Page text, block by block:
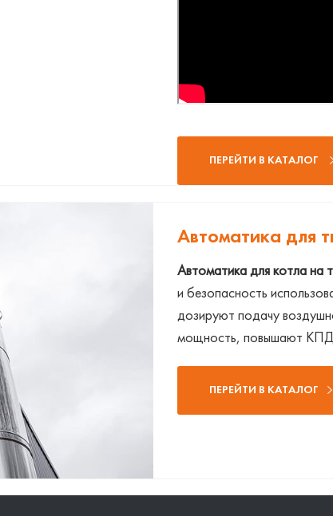
ПЕРЕЙТИ В КАТАЛОГ
Автоматика для
Автоматика для котла на
и безопасность
дозируют подачу
мощность, повышают КПД,
ПЕРЕЙТИ В КАТАЛОГ